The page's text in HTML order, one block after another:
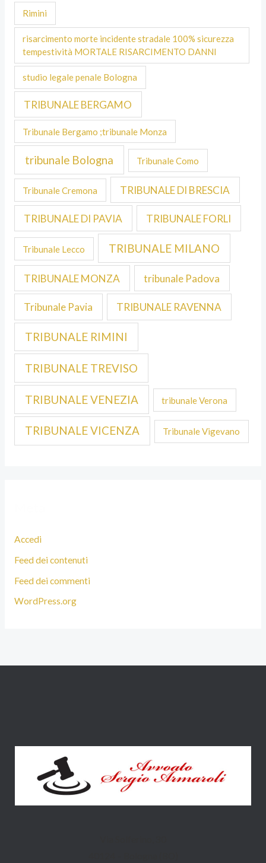
Rimini
risarcimento morte incidente stradale 100% sicurezza
tempestività MORTALE RISARCIMENTO DANNI
studio legale penale Bologna
TRIBUNALE BERGAMO
Tribunale Bergamo ;tribunale Monza
tribunale Bologna Tribunale Como
Tribunale Cremona TRIBUNALE DI BRESCIA
TRIBUNALE DI PAVIA TRIBUNALE FORLI
Tribunale Lecco TRIBUNALE MILANO
TRIBUNALE MONZA tribunale Padova
Tribunale Pavia TRIBUNALE RAVENNA
TRIBUNALE RIMINI
TRIBUNALE TREVISO
TRIBUNALE VENEZIA tribunale Verona
TRIBUNALE VICENZA Tribunale Vigevano
Accedi
Feed dei contenuti
Feed dei commenti
WordPress.org